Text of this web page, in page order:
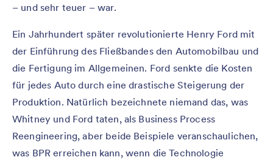
– und sehr teuer – war.
Ein Jahrhundert später revolutionierte Henry Ford mit
der Einführung des Fließbandes den Automobilbau und
die Fertigung im Allgemeinen. Ford senkte die Kosten
für jedes Auto durch eine drastische Steigerung der
Produktion. Natürlich bezeichnete niemand das, was
Whitney und Ford taten, als Business Process
Reengineering, aber beide Beispiele veranschaulichen,
was BPR erreichen kann, wenn die Technologie